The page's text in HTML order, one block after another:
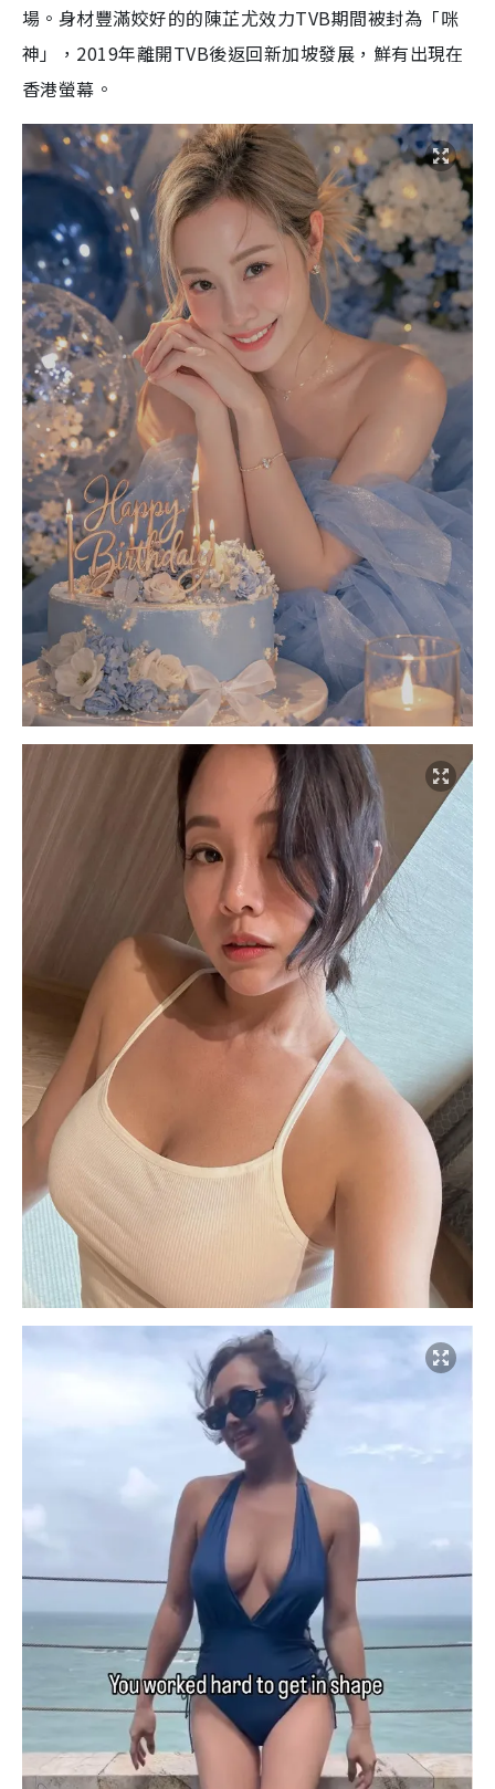
場。身材豐滿姣好的的陳芷尤效力TVB期間被封為「咪
神」，2019年離開TVB後返回新加坡發展，鮮有出現在
香港螢幕。